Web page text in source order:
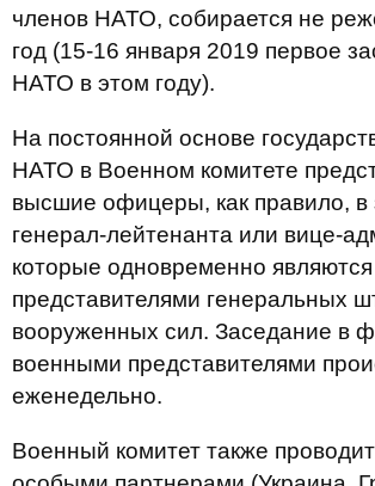
членов НАТО, собирается не
год (15-16 января 2019 первое
НАТО в этом году).
На постоянной основе
НАТО в Военном комитете
высшие офицеры, как правило, в
генерал-лейтенанта или вице-
которые одновременно
представителями генеральных
вооруженных сил. Заседание в
военными представителями
еженедельно.
Военный комитет также